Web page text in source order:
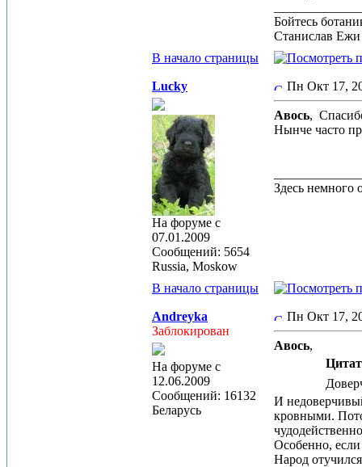
Бойтесь
Станислав
В начало страницы
Lucky
На форуме с
07.01.2009
Сообщений: 5654
Russia, Moskow
Пн Окт 17,
Авось,
Нынче часто
Здесь немного
В начало страницы
Andreyka
Заблокирован
На форуме с
12.06.2009
Сообщений: 16132
Беларусь
Пн Окт 17,
Авось,
И
кровными.
Особенно,
Народ